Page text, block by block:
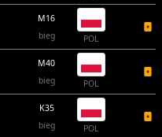
M16
bieg
POL
M40
bieg
POL
K35
bieg
POL